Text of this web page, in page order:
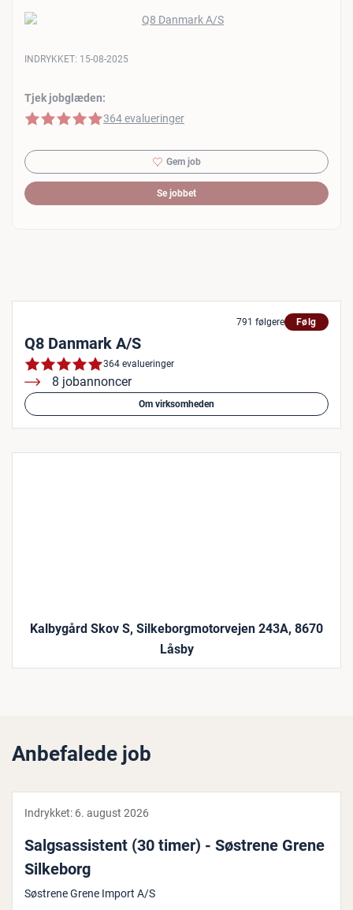
Tjek jobglæden:
5 af 5 stjerner
364 evalueringer
INDRYKKET: 15-08-2025
Gem job
Se jobbet
791 følgere Følg
Q8 Danmark A/S
364 evalueringer
8 jobannoncer
Om virksomheden
Kalbygård Skov S, Silkeborgmotorvejen 243A, 8670
Låsby
Anbefalede job
Indrykket: 6. august 2026
Salgs­as­si­stent (30 timer) - Søstrene Grene
Silkeborg
Søstrene Grene Import A/S